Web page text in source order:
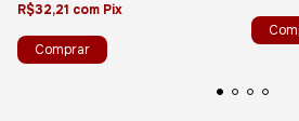
R$32,21 com Pix